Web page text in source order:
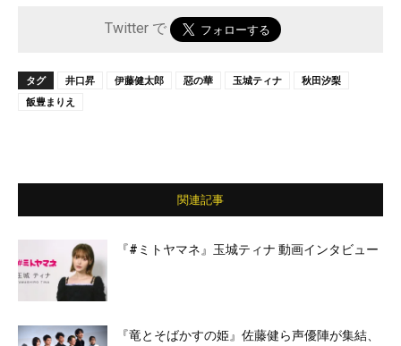
Twitter で
タグ 井口昇 伊藤健太郎 惡の華 玉城ティナ
秋田汐梨
飯豊まりえ
関連記事
『#ミトヤマネ』玉城ティナ 動画インタビュー
『竜とそばかすの姫』佐藤健ら声優陣が集結、